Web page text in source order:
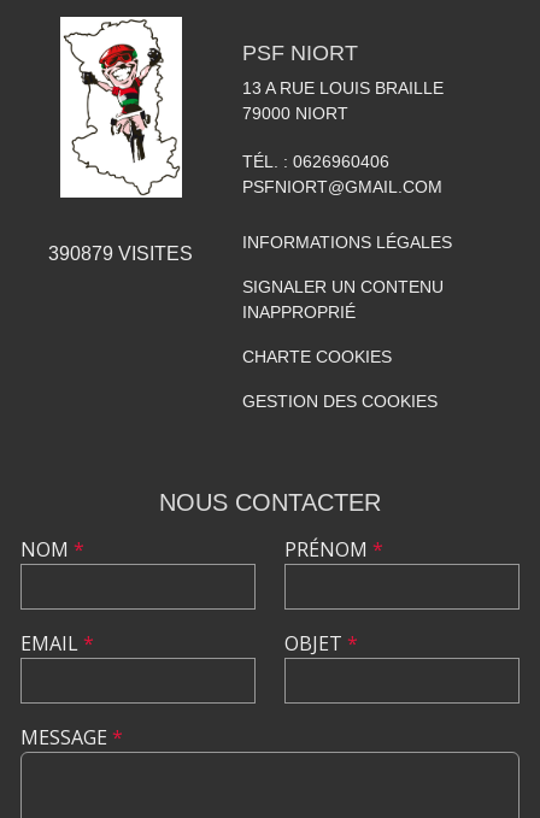
390879 VISITES
PSF NIORT
13 A RUE LOUIS BRAILLE
79000 NIORT
TÉL. : 0626960406
PSFNIORT@GMAIL.COM
INFORMATIONS LÉGALES
SIGNALER UN CONTENU
INAPPROPRIÉ
CHARTE COOKIES
GESTION DES COOKIES
NOUS CONTACTER
NOM *
EMAIL*
PRÉNOM *
OBJET *
MESSAGE *